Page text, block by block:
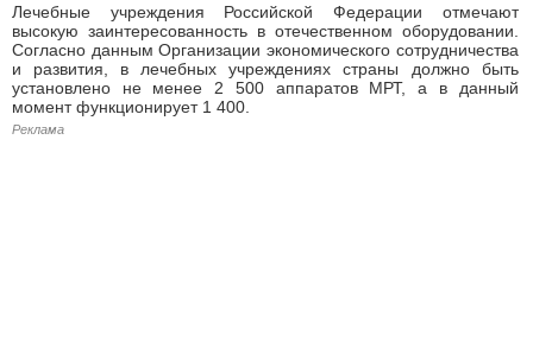
Лечебные учреждения Российской Федерации отмечают
высокую заинтересованность в отечественном оборудовании.
Согласно данным Организации экономического сотрудничества
и развития, в лечебных учреждениях страны должно быть
установлено не менее 2 500 аппаратов МРТ, а в данный
момент функционирует 1 400.
Реклама